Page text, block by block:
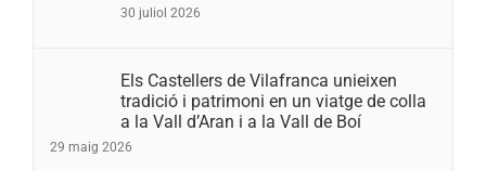
30 juliol 2026
Els Castellers de Vilafranca unieixen
tradició i patrimoni en un viatge de colla
a la Vall d’Aran i a la Vall de Boí
29 maig 2026